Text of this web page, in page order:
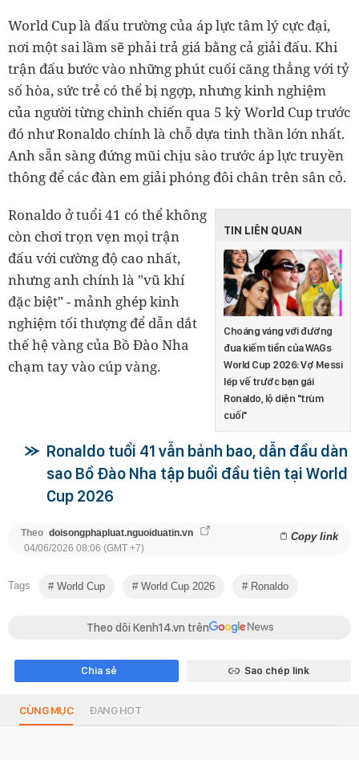
World Cup là đấu trường của áp lực tâm lý cực đại,
nơi một sai lầm sẽ phải trả giá bằng cả giải đấu. Khi
trận đấu bước vào những phút cuối căng thẳng với tỷ
số hòa, sức trẻ có thể bị ngợp, nhưng kinh nghiệm
của người từng chinh chiến qua 5 kỳ World Cup trước
đó như Ronaldo chính là chỗ dựa tinh thần lớn nhất.
Anh sẵn sàng đứng mũi chịu sào trước áp lực truyền
thông để các đàn em giải phóng đôi chân trên sân cỏ.
TIN LIÊN QUAN
Choáng váng với đường
đua kiếm tiền của WAGs
World Cup 2026: Vợ Messi
lép vế trước bạn gái
Ronaldo, lộ diện "trùm
cuối"
Ronaldo ở tuổi 41 có thể không
còn chơi trọn vẹn mọi trận
đấu với cường độ cao nhất,
nhưng anh chính là "vũ khí
đặc biệt" - mảnh ghép kinh
nghiệm tối thượng để dẫn dắt
thế hệ vàng của Bồ Đào Nha
chạm tay vào cúp vàng.
Ronaldo tuổi 41 vẫn bảnh bao, dẫn đầu dàn
sao Bồ Đào Nha tập buổi đầu tiên tại World
Cup 2026
Theo doisongphapluat.nguoiduatin.vn Copy link
04/06/2026 08:06 (GMT +7)
Tags World Cup World Cup 2026 Ronaldo
Theo dõi Kenh14.vn trên
Chia sẻ Sao chép link
CÙNG MỤC ĐANG HOT